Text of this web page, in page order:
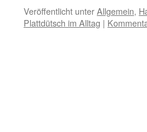
Veröffentlicht unterAllgemein,
Plattdütsch im Alltag |